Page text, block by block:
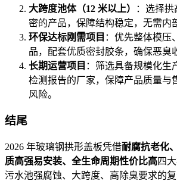
大跨度池体（12 米以上）
：选择拱
密的产品，保障结构稳定，无需内
环保达标刚需项目 ：优先整体模压
品，配套优质密封胶条，确保恶臭
长期运营项目 ：筛选具备规模化生
检测报告的厂家，保障产品质量与
风险。
结尾
2026 年玻璃钢拱形盖板凭借耐腐抗老化
质高强易安装、全生命周期性价比高四
污水池强腐蚀、大跨度、高除臭要求的